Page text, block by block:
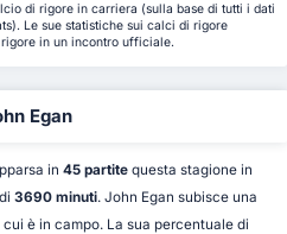
di rigore in carriera (sulla base di tutti i dati
Le sue statistiche sui calci di rigore
in un incontro ufficiale.
Egan
in 45 partitequesta stagione in
3690 minuti. John Egan subisce una
è in campo. La sua percentuale di